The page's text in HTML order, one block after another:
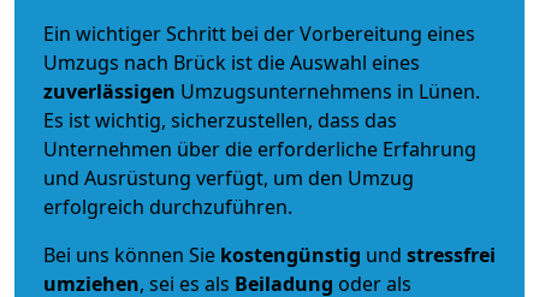
Ein wichtiger Schritt bei der Vorbereitung eines
Umzugs nach Brück ist die Auswahl eines
zuverlässigen Umzugsunternehmens in Lünen.
Es ist wichtig, sicherzustellen, dass das
Unternehmen über die erforderliche Erfahrung
und Ausrüstung verfügt, um den Umzug
erfolgreich durchzuführen.
Bei uns können Sie kostengünstig und stressfrei
umziehen, sei es als Beiladung oder als